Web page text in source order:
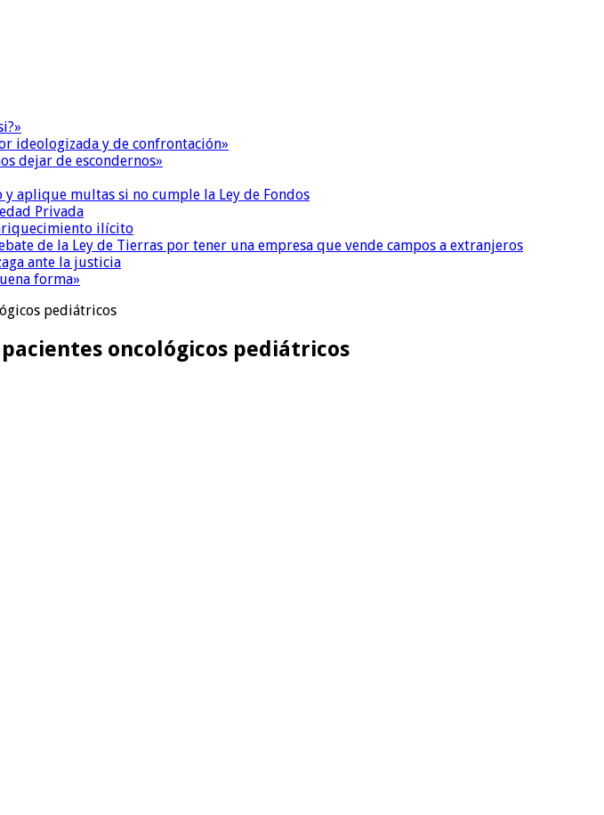
ideologizada y de confrontación»
dejar de escondernos»
aplique multas si no cumple la Ley de Fondos
Privada
ilícito
de la Ley de Tierras por tener una empresa que vende campos a extranjeros
ante la justicia
forma»
pediátricos
oncológicos pediátricos